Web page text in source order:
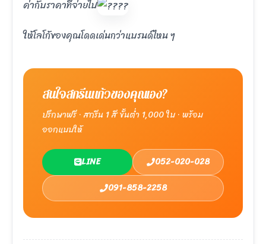
ค่ากับราคาที่จ่ายไป
ให้โลโก้ของคุณโดดเด่นกว่าแบรนด์ไหน ๆ
สนใจสกรีนแก้วของคุณเอง?
ปรึกษาฟรี · สกรีน 1 สี ขั้นต่ำ 1,000 ใบ · พร้อม
ออกแบบให้
LINE
052-020-028
091-858-2258